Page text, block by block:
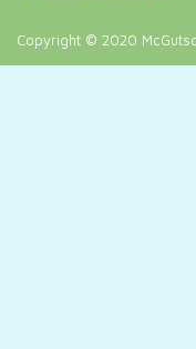
Copyright © 2020